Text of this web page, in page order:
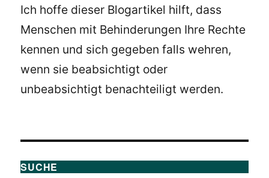
Ich hoffe dieser Blogartikel hilft, dass
Menschen mit Behinderungen Ihre Rechte
kennen und sich gegeben falls wehren,
wenn sie beabsichtigt oder
unbeabsichtigt benachteiligt werden.
SUCHE